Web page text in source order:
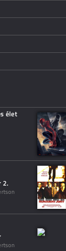
élet
2.